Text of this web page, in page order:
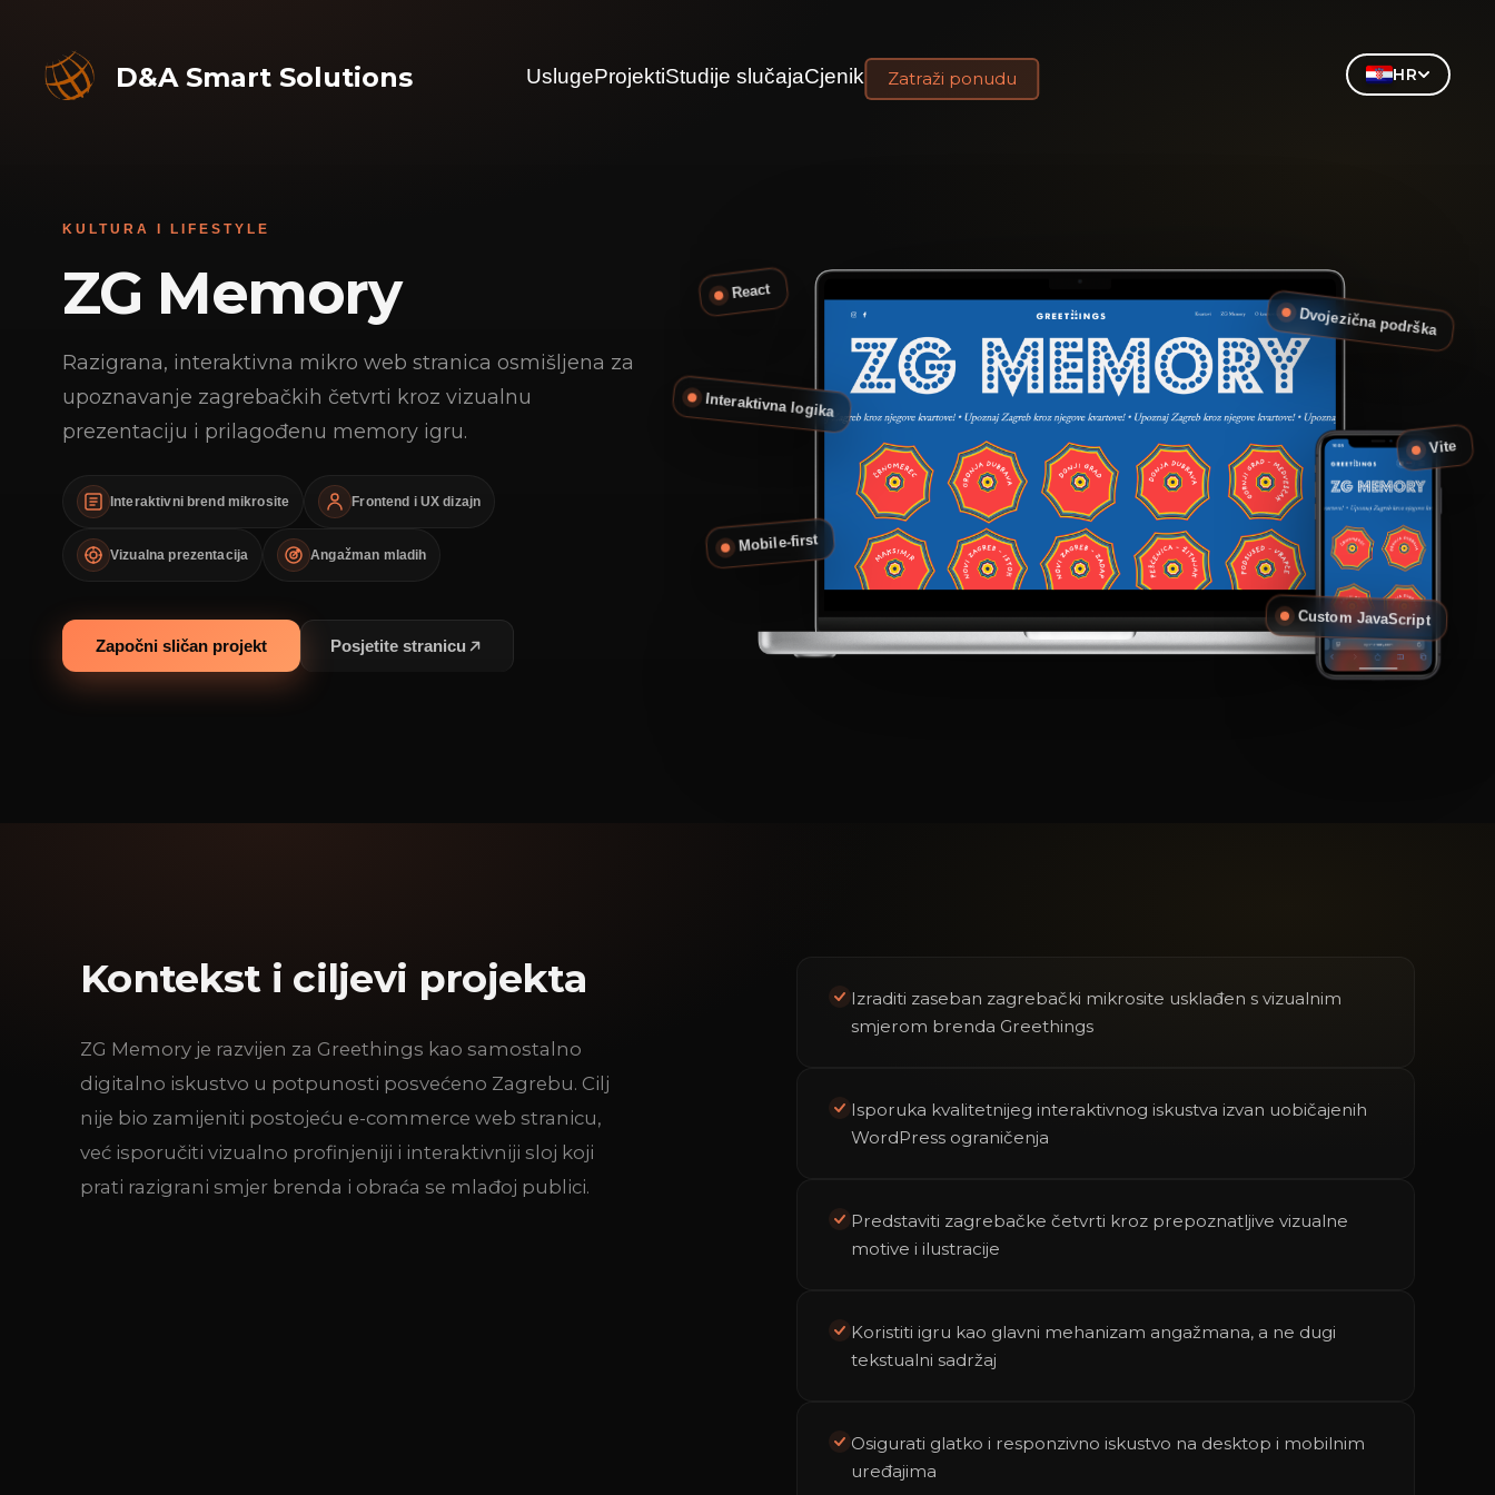
D&A Smart Solutions UslugeProjektiStudije slučajaCjenik Zatraži ponudu HR
KULTURA I LIFESTYLE
ZG Memory
Razigrana, interaktivna mikro web stranica osmišljena za
upoznavanje zagrebačkih četvrti kroz vizualnu
prezentaciju i prilagođenu memory igru.
Interaktivni brend mikrosite Frontend i UX dizajn
Vizualna prezentacija Angažman mladih
Započni sličan projekt Posjetite stranicu
React
Interaktivna logika
Mobile-first
Dvojezična podrška
Vite
Custom JavaScript
Kontekst i ciljevi projekta
ZG Memory je razvijen za Greethings kao samostalno
digitalno iskustvo u potpunosti posvećeno Zagrebu. Cilj
nije bio zamijeniti postojeću e-commerce web stranicu,
već isporučiti vizualno profinjeniji i interaktivniji sloj koji
prati razigrani smjer brenda i obraća se mlađoj publici.
Izraditi zaseban zagrebački mikrosite usklađen s vizualnim
smjerom brenda Greethings
Isporuka kvalitetnijeg interaktivnog iskustva izvan uobičajenih
WordPress ograničenja
Predstaviti zagrebačke četvrti kroz prepoznatljive vizualne
motive i ilustracije
Koristiti igru kao glavni mehanizam angažmana, a ne dugi
tekstualni sadržaj
Osigurati glatko i responzivno iskustvo na desktop i mobilnim
uređajima